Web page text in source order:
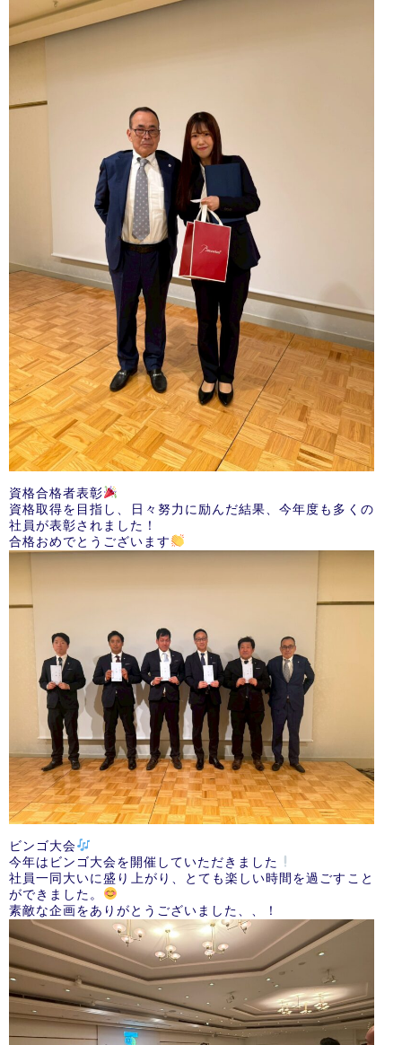
資格合格者表彰
資格取得を目指し、日々努力に励んだ結果、今年度も多くの
社員が表彰されました！
合格おめでとうございます
ビンゴ大会
今年はビンゴ大会を開催していただきました
社員一同大いに盛り上がり、とても楽しい時間を過ごすこと
ができました。
素敵な企画をありがとうございました、、！